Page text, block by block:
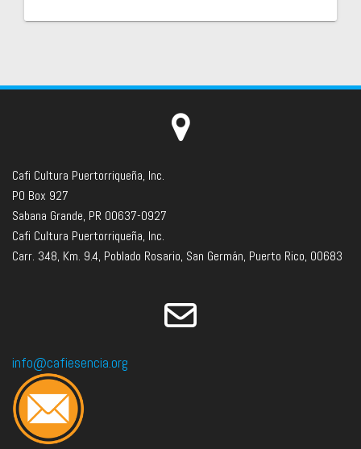
Cafi Cultura Puertorriqueña, Inc.
PO Box 927
Sabana Grande, PR 00637-0927
Cafi Cultura Puertorriqueña, Inc.
Carr. 348, Km. 9.4, Poblado Rosario, San Germán, Puerto Rico, 00683
info@cafiesencia.org